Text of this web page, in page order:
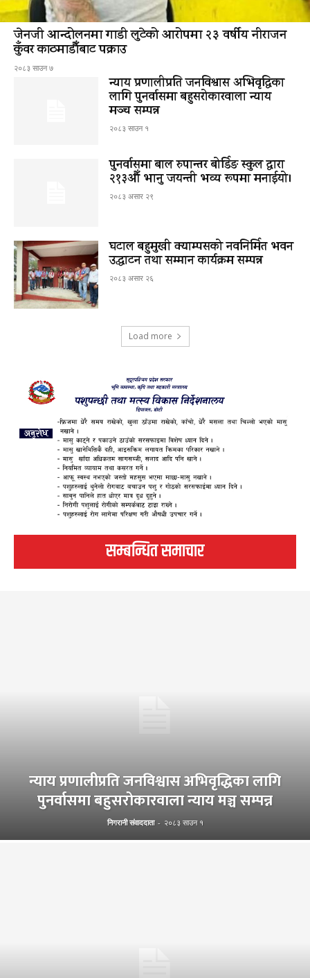
जेनजी आन्दोलनमा गाडी लुटेको आरोपमा २३ वर्षीय नीराजन
कुँवर काठमाडौँबाट पक्राउ
२०८३ साउन ७
न्याय प्रणालीप्रति जनविश्वास अभिवृद्धिका
लागि पुनर्वासमा बहुसरोकारवाला न्याय
मञ्च सम्पन्न
२०८३ साउन १
पुनर्वासमा बाल रुपान्तर बोर्डिङ स्कुल द्धारा
२१३औँ भानु जयन्ती भव्य रूपमा मनाईयो।
२०८३ असार २९
घटाल बहुमुखी क्याम्पसको नवनिर्मित भवन
उद्घाटन तथा सम्मान कार्यक्रम सम्पन्न
२०८३ असार २६
Load more
सम्बन्धित समाचार
न्याय प्रणालीप्रति जनविश्वास अभिवृद्धिका लागि
पुनर्वासमा बहुसरोकारवाला न्याय मञ्च सम्पन्न
निगरानी संवाददाता - २०८३ साउन १